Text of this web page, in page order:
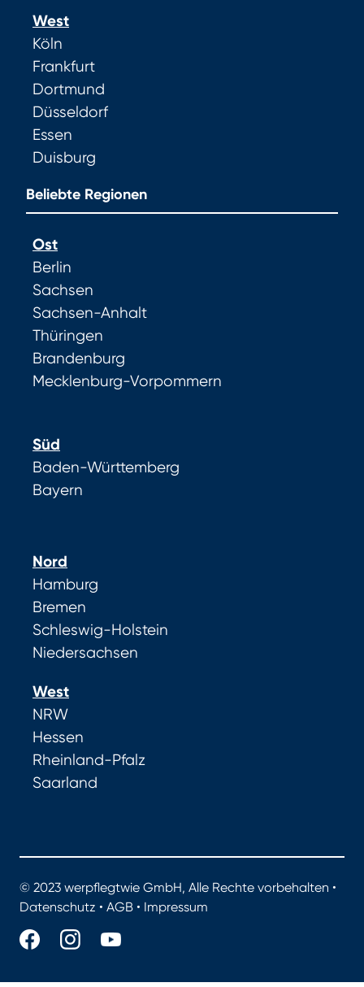
West
Köln
Frankfurt
Dortmund
Düsseldorf
Essen
Duisburg
Beliebte Regionen
Ost
Berlin
Sachsen
Sachsen-Anhalt
Thüringen
Brandenburg
Mecklenburg-Vorpommern
Süd
Baden-Württemberg
Bayern
Nord
Hamburg
Bremen
Schleswig-Holstein
Niedersachsen
West
NRW
Hessen
Rheinland-Pfalz
Saarland
© 2023 werpflegtwie GmbH, Alle Rechte vorbehalten •
Datenschutz • AGB • Impressum